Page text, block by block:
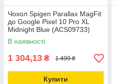
Чохол Spigen Parallax MagFit
до Google Pixel 10 Pro XL
Midnight Blue (ACS09733)
В наявності
1 304,13 ₴ 1 499 ₴
Купити